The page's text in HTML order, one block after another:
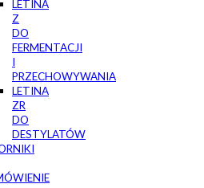
LETINA
Z
DO
FERMENTACJI
I
PRZECHOWYWANIA
LETINA
ZR
DO
DESTYLATÓW